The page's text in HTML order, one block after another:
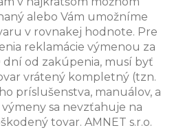
alebo Vám umožníme
v rovnakej hodnote. Pre
reklamácie výmenou za
dní od zakúpenia, musí byť
vrátený kompletný (tzn.
príslušenstva, manuálov, a
výmeny sa nevzťahuje na
tovar. AMNET s.r.o.